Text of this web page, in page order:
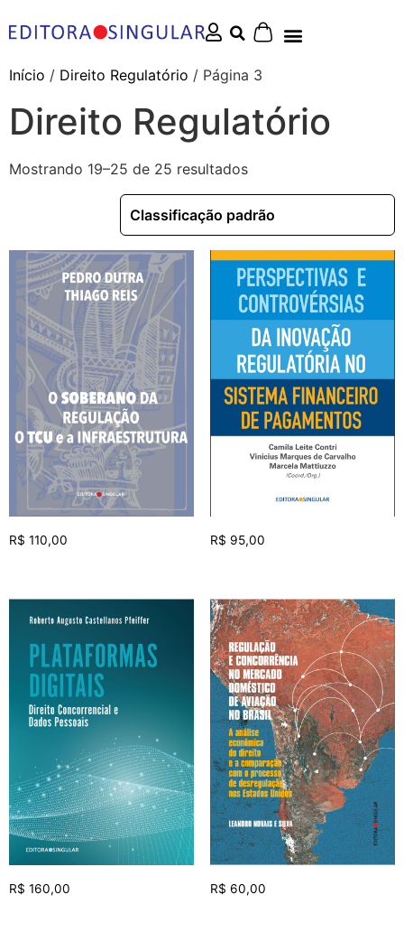
Início / Direito Regulatório / Página 3
Direito Regulatório
Mostrando 19–25 de 25 resultados
R$ 110,00 R$ 95,00
R$ 160,00 R$ 60,00